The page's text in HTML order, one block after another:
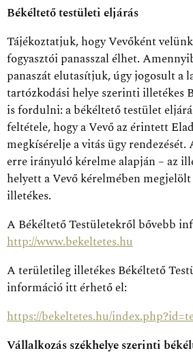
Békéltető testületi eljárás
Tájékoztatjuk, hogy Vevőként
fogyasztói panasszal élhet.
panaszát elutasítjuk, úgy jogosult a
tartózkodási helye szerinti illetékes
is fordulni: a békéltető testület
feltétele, hogy a Vevő az érintett
megkísérelje a vitás ügy rendezését.
erre irányuló kérelme alapján – az
helyett a Vevő kérelmében
illetékes.
A Békéltető Testületekről bővebb
http://www.bekeltetes.hu
A területileg illetékes Békéltető
információ itt érhető el:
https://bekeltetes.hu/
Vállalkozás székhelye szerinti